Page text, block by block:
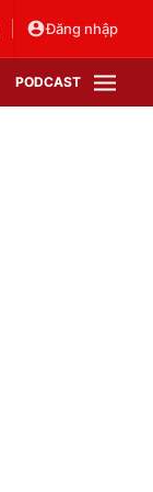
Đăng nhập
PODCAST